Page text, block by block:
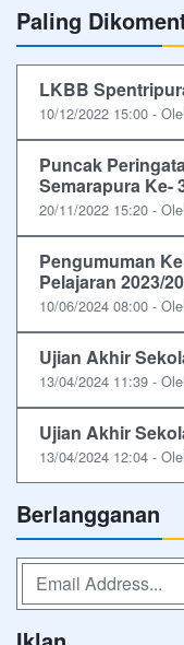
Paling
LKBB
10/12/2022 15:00 -
Puncak
Semarapura Ke-
20/11/2022 15:20 -
Pengumuman
Pelajaran 2023/
10/06/2024 08:00 -
Ujian Akhir
13/04/2024 11:39 -
Ujian Akhir
13/04/2024 12:04 -
Berlangganan